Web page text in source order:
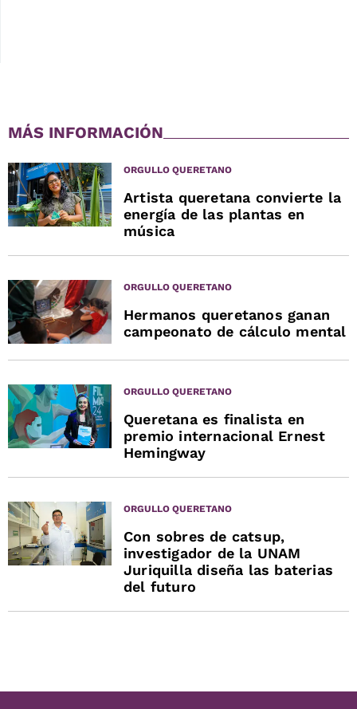
MÁS INFORMACIÓN
ORGULLO QUERETANO
Artista queretana convierte la
energía de las plantas en
música
ORGULLO QUERETANO
Hermanos queretanos ganan
campeonato de cálculo mental
ORGULLO QUERETANO
Queretana es finalista en
premio internacional Ernest
Hemingway
ORGULLO QUERETANO
Con sobres de catsup,
investigador de la UNAM
Juriquilla diseña las baterias
del futuro